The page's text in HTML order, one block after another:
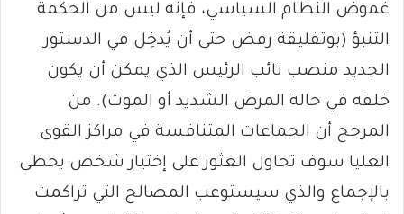
غموض النظام السياسي، فإنه ليس من الحكمة
التنبؤ (بوتفليقة رفض حتى أن يُدخِل في الدستور
الجديد منصب نائب الرئيس الذي يمكن أن يكون
خلفه في حالة المرض الشديد أو الموت). من
المرجح أن الجماعات المتنافسة في مراكز القوى
العليا سوف تحاول العثور على إختيار شخص يحظى
بالإجماع والذي سيستوعب المصالح التي تراكمت